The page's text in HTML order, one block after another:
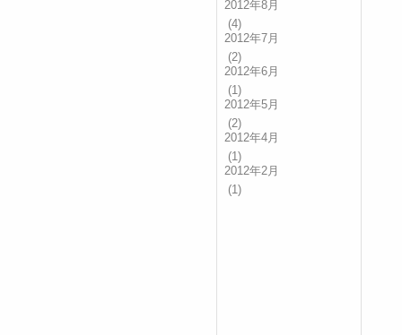
2012年8月
(4)
2012年7月
(2)
2012年6月
(1)
2012年5月
(2)
2012年4月
(1)
2012年2月
(1)